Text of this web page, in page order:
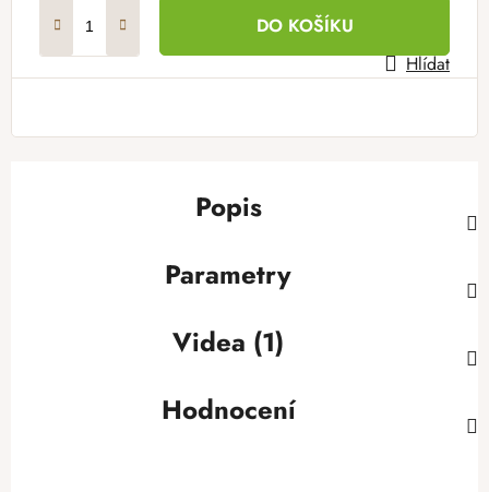
DO KOŠÍKU
Hlídat
Popis
Parametry
Videa (1)
Hodnocení